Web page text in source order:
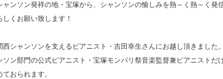
ンソン発祥の地・宝塚から、シャンソンの愉しみを熱～く熱～く発
くお願い致します！
西シャンソンを支えるピアニスト・吉田幸生さんにお越し頂きまし
ソン部門の公式ピアニスト・宝塚モンパリ祭音楽監督兼ピアニスト
おられます。